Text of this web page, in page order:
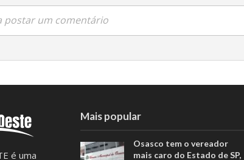
postar um comentário
é uma
Mais popular
Osasco tem o vereador
mais caro do Estado de SP,